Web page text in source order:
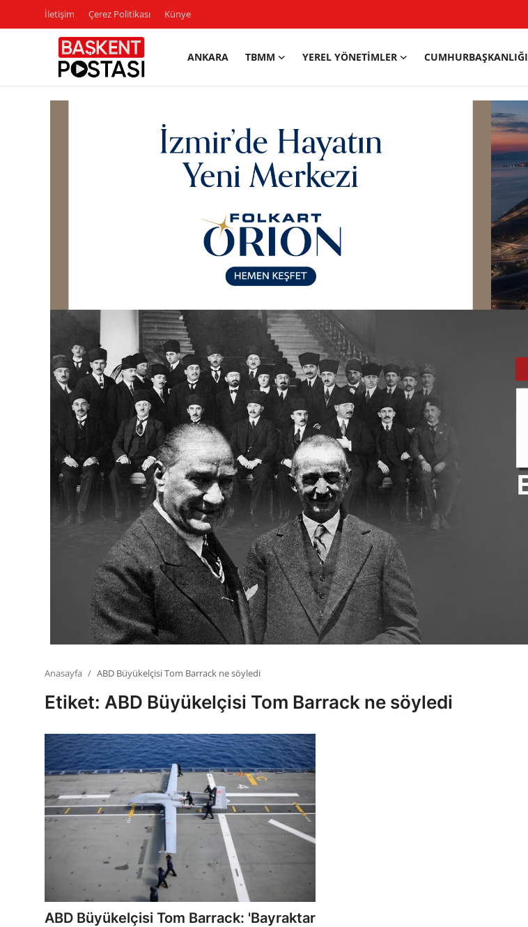
İletişim Çerez Politikası Künye
ANKARA TBMM YEREL YÖNETIMLER CUMHURBAŞKANLIĞI
Bakanlıklar
Siyasi Partiler
Mülki İdare
Toplum ve Yaşam
Sivil Toplum Kuruluşları
Kamu Kurumları ve Üst Kurullar
Anasayfa ABD Büyükelçisi Tom Barrack ne söyledi
Etiket: ABD Büyükelçisi Tom Barrack ne söyledi
ABD Büyükelçisi Tom Barrack: 'Bayraktar